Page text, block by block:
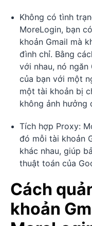
Không có tình
MoreLogin, bạn
khoản Gmail mà
đình chỉ. Bằng
với nhau, nó
của bạn với một
một tài khoản bị
không ảnh hưởng
Tích hợp Proxy:
đó mỗi tài khoản
khác nhau, giúp
thuật toán của
Cách
khoản